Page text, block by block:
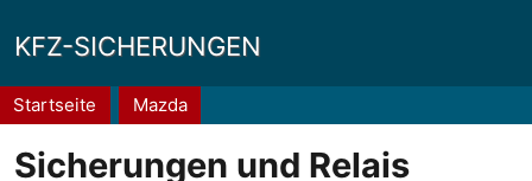
KFZ-SICHERUNGEN
Pfadnavigation
Startseite Mazda
Sicherungen und Relais